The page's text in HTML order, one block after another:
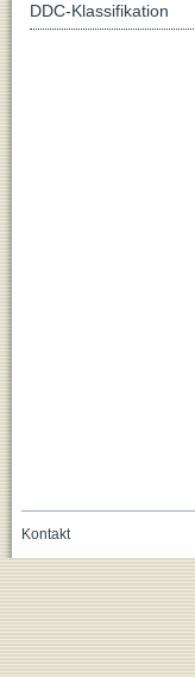
DDC-Klassifikation
Kontakt